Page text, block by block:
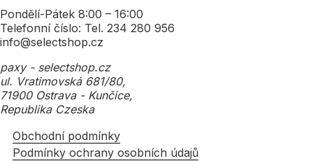
Pondělí-Pátek 8:00 – 16:00
Telefonní číslo: Tel. 234 280 956
info@selectshop.cz
paxy - selectshop.cz
ul. Vratimovská 681/80,
71900 Ostrava - Kunčice,
Republika Czeska
Obchodní podmínky
Podmínky ochrany osobních údajů